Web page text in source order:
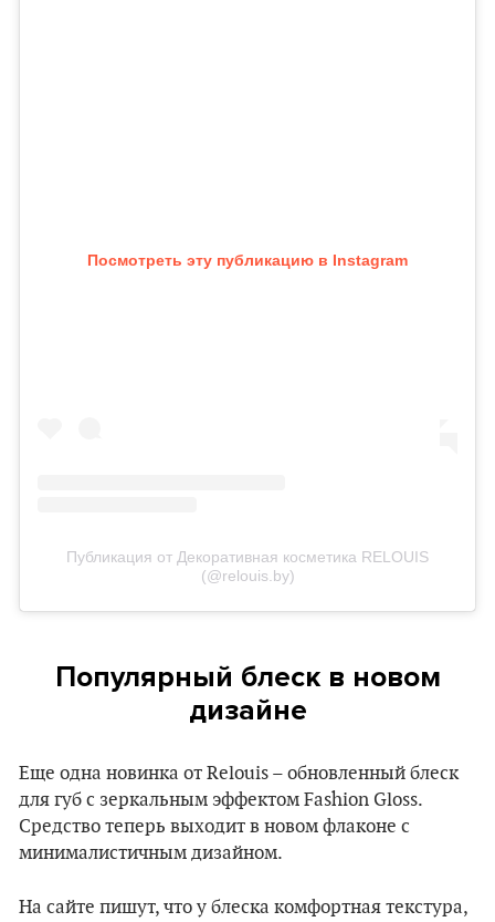
Посмотреть эту публикацию в Instagram
Публикация от Декоративная косметика RELOUIS
(@relouis.by)
Популярный блеск в новом
дизайне
Еще одна новинка от Relouis – обновленный блеск
для губ с зеркальным эффектом Fashion Gloss.
Средство теперь выходит в новом флаконе с
минималистичным дизайном.
На сайте пишут, что у блеска комфортная текстура,